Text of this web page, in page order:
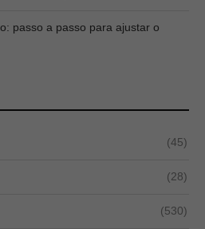
passo a passo para ajustar o
(45)
(28)
(530)